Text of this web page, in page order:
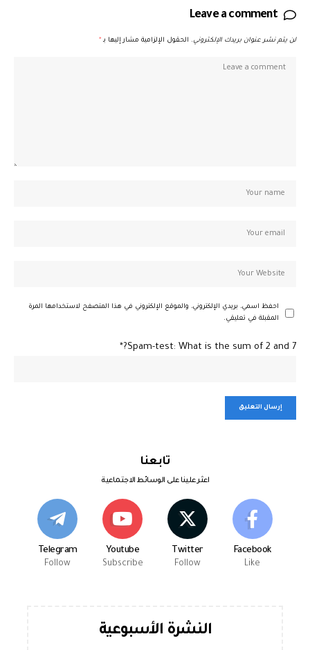
Leave a comment
لن يتم نشر عنوان بريدك الإلكتروني. الحقول الإلزامية مشار إليها بـ *
احفظ اسمي، بريدي الإلكتروني، والموقع الإلكتروني في هذا المتصفح لاستخدامها المرة
المقبلة في تعليقي.
Spam-test: What is the sum of 2 and 7?*
تابعنا
اعثر علينا على الوسائط الاجتماعية
Facebook
Like
Twitter
Follow
Youtube
Subscribe
Telegram
Follow
النشرة الأسبوعية